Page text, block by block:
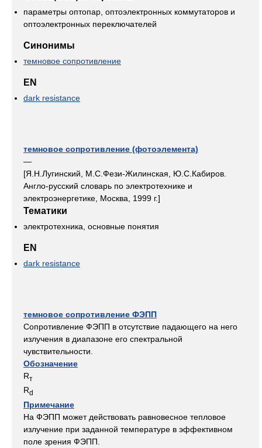
параметры оптопар, оптоэлектронных коммутаторов и
оптоэлектронных переключателей
Синонимы
темновое сопротивление
EN
dark resistance
темновое сопротивление (фотоэлемента)
—
[Я.Н.Лугинский, М.С.Фези-Жилинская, Ю.С.Кабиров.
Англо-русский словарь по электротехнике и
электроэнергетике, Москва, 1999 г.]
Тематики
электротехника, основные понятия
EN
dark resistance
темновое сопротивление ФЭПП
Сопротивление ФЭПП в отсутствие падающего на него
излучения в диапазоне его спектральной
чувствительности.
Обозначение
Rт
Rd
Примечание
На ФЭПП может действовать равновесное тепловое
излучение при заданной температуре в эффективном
поле зрения ФЭПП.